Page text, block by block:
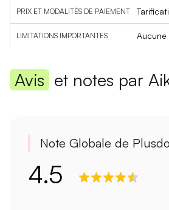
Aucune
Avis et notes par
Note Globale de
4.5